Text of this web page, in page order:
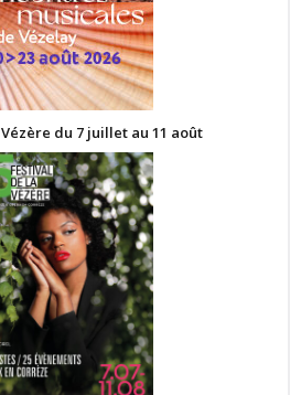
du 7 juillet au 11 août